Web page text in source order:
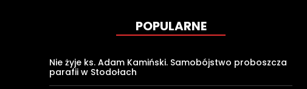
POPULARNE
Nie żyje ks. Adam Kamiński. Samobójstwo proboszcza
parafii w Stodołach